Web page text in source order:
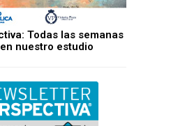
Todas las semanas
nuestro estudio